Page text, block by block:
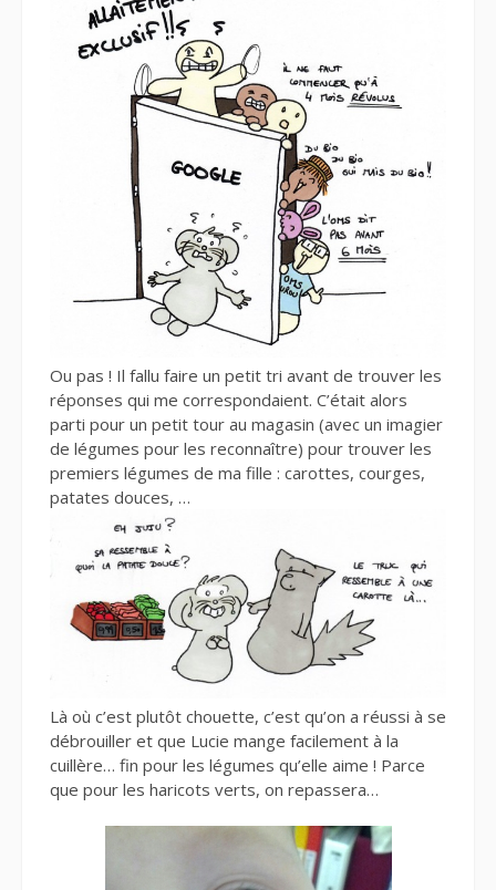
Ou pas ! Il fallu faire un petit tri avant de trouver les
réponses qui me correspondaient. C’était alors
parti pour un petit tour au magasin (avec un imagier
de légumes pour les reconnaître) pour trouver les
premiers légumes de ma fille : carottes, courges,
patates douces, …
Là où c’est plutôt chouette, c’est qu’on a réussi à se
débrouiller et que Lucie mange facilement à la
cuillère… fin pour les légumes qu’elle aime ! Parce
que pour les haricots verts, on repassera…